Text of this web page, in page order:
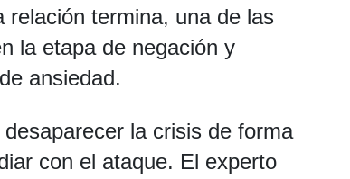
relación termina, una de las
la etapa de negación y
ansiedad.
la crisis de forma
con el ataque. El experto